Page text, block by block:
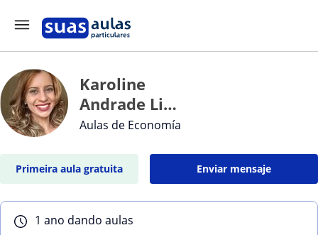
Karoline
Andrade Lima
Ferraz
Aulas de Economía
Primeira aula gratuita Enviar mensaje
1 ano dando aulas